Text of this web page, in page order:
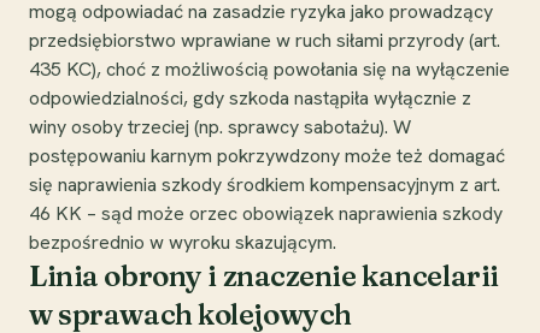
mogą odpowiadać na zasadzie ryzyka jako prowadzący
przedsiębiorstwo wprawiane w ruch siłami przyrody (art.
435 KC), choć z możliwością powołania się na wyłączenie
odpowiedzialności, gdy szkoda nastąpiła wyłącznie z
winy osoby trzeciej (np. sprawcy sabotażu). W
postępowaniu karnym pokrzywdzony może też domagać
się naprawienia szkody środkiem kompensacyjnym z art.
46 KK – sąd może orzec obowiązek naprawienia szkody
bezpośrednio w wyroku skazującym.
Linia obrony i znaczenie kancelarii
w sprawach kolejowych